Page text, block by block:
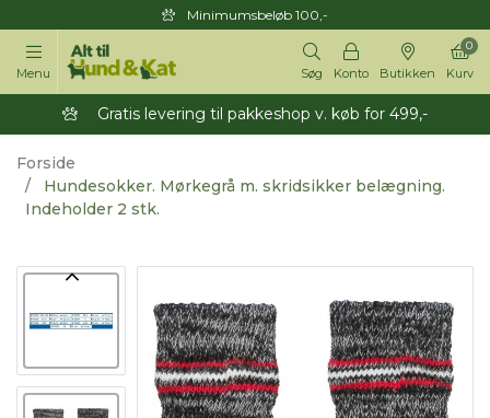
Minimumsbeløb 100,-
Menu Søg Konto Butikken Kurv
0
Gratis levering til pakkeshop v. køb for 499,-
Forside
Hundesokker. Mørkegrå m. skridsikker belægning.
Indeholder 2 stk.